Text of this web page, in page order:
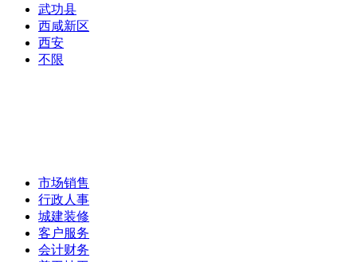
武功县
西咸新区
西安
不限
市场销售
行政人事
城建装修
客户服务
会计财务